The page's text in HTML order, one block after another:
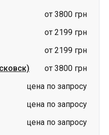
от 3800 грн
от 2199 грн
от 2199 грн
от 3800 грн
цена по запросу
цена по запросу
цена по запросу